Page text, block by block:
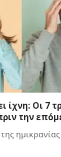
ίχνη: Οι 7
την